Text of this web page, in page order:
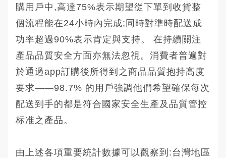
購用戶中,高達75%表示期望從下單到收貨整
個流程能在24小時內完成;同時對準時配送成
功率超過90%表示肯定與支持。 在持續關注
產品品質安全方面亦無法忽視。消費者普遍對
於通過app訂購後所得到之商品品質抱持高度
要求——98.7% 的用戶強調他們希望確保每次
配送到手的都是符合國家安全生產及品質管控
标准之產品。
由上述各項重要統計數據可以觀察到:台灣地區